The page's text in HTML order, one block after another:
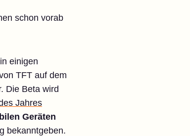
schon vorab
einigen
TFT auf dem
Die Beta wird
Jahres
Geräten
bekanntgeben.